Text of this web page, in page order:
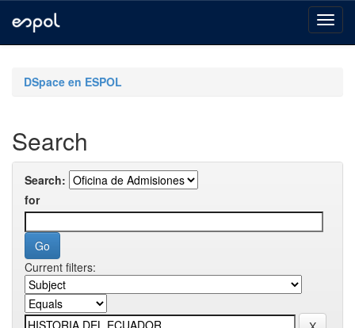
navigationDSpace en ESPOL
Search
Search:
for
Current filters: